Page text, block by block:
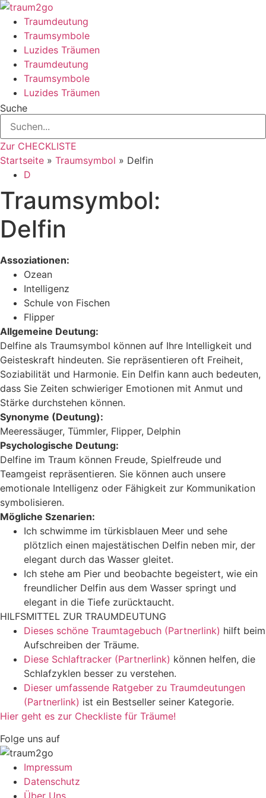
Zum
Inhalt
springen
Traumdeutung
Traumsymbole
Luzides Träumen
Traumdeutung
Traumsymbole
Luzides Träumen
Suche
Zur CHECKLISTE
Startseite » Traumsymbol » Delfin
D
Traumsymbol:
Delfin
Assoziationen:
Ozean
Intelligenz
Schule von Fischen
Flipper
Allgemeine Deutung:
Delfine als Traumsymbol können auf Ihre Intelligkeit und
Geisteskraft hindeuten. Sie repräsentieren oft Freiheit,
Soziabilität und Harmonie. Ein Delfin kann auch bedeuten,
dass Sie Zeiten schwieriger Emotionen mit Anmut und
Stärke durchstehen können.
Synonyme (Deutung):
Meeressäuger, Tümmler, Flipper, Delphin
Psychologische Deutung:
Delfine im Traum können Freude, Spielfreude und
Teamgeist repräsentieren. Sie können auch unsere
emotionale Intelligenz oder Fähigkeit zur Kommunikation
symbolisieren.
Mögliche Szenarien:
Ich schwimme im türkisblauen Meer und sehe
plötzlich einen majestätischen Delfin neben mir, der
elegant durch das Wasser gleitet.
Ich stehe am Pier und beobachte begeistert, wie ein
freundlicher Delfin aus dem Wasser springt und
elegant in die Tiefe zurücktaucht.
HILFSMITTEL ZUR TRAUMDEUTUNG
Dieses schöne Traumtagebuch (Partnerlink) hilft beim
Aufschreiben der Träume.
Diese Schlaftracker (Partnerlink) können helfen, die
Schlafzyklen besser zu verstehen.
Dieser umfassende Ratgeber zu Traumdeutungen
(Partnerlink) ist ein Bestseller seiner Kategorie.
Hier geht es zur Checkliste für Träume!
Folge uns auf
Impressum
Datenschutz